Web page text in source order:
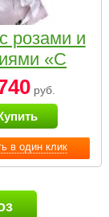
в один клик
розами и
«С
руб.